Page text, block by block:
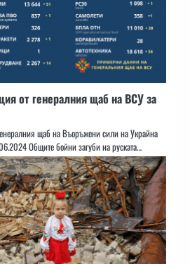
от генералния щаб на ВСУ за
щаб на Въоръжени сили на Украйна
Общите бойни загуби на руската…